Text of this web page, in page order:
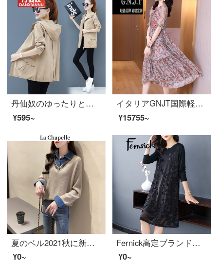
丹仙奴のゆったりとした春秋の新型のお母さんは韓国版の短いタイプの小さいオーバーの女性の中年の大きいサイズの婦人服のジャケットの風の服を詰めてその色のXLを押さえます
¥595~
イタリアGNJT国際軽贅沢ブランドシルクピート婦人服夏2021年新上品気質顕痩せ桑糸砕花法式長款スカウト写真色S
¥15755~
夏のベル2021秋に新商品を着ています。韓国版偽のデニムシャツ2点をつなぎ合わせて、セパレータの女性秋冬ファッションニットのゆったりとしたセットの頭に100セットの女性トッピングカレー6228サイズです。
¥0~
Fernick高定ブランドの潮流を底にしたワンピスの新着荷商品2021年秋の服装とファッションがセットになっている女装カバーーのお腹が見えるスリムスカウト女性黒2 XL【140-160斤を提案します】
¥0~